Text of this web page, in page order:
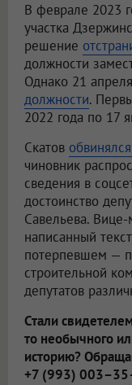
В феврале 2023
участка
решение
должности
Однако 21
должности.
2022 года по 17
Скатов
чиновник
сведения в
достоинство
Савельева.
написанный
потерпевшем —
строительной
депутатов
Стали
то необычного
историю?
+7 (993)